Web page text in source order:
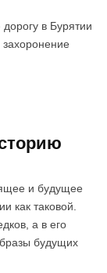
в Бурятии
и будущее
как таковой.
а в его
будущих